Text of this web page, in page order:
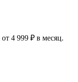
от 4 999 ₽ в месяц.